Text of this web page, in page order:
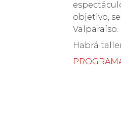
objetivo,
Valparaíso.
Habrá